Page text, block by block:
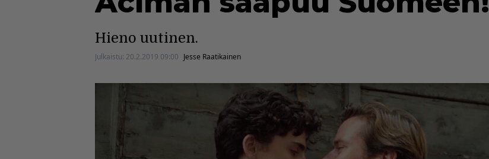
Hieno uutinen.
Julkaistu: 20.2.2019 09:00 Jesse Raatikainen